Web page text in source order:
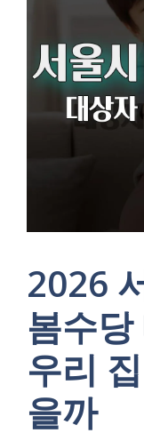
2026
봄수
우리
을까